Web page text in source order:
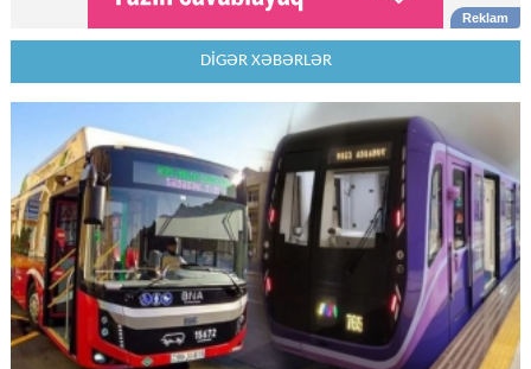
DİGƏR XƏBƏRLƏR